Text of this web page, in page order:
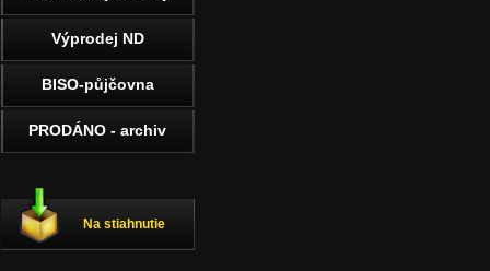
Výprodej ND
BISO-půjčovna
PRODÁNO - archiv
Na stiahnutie